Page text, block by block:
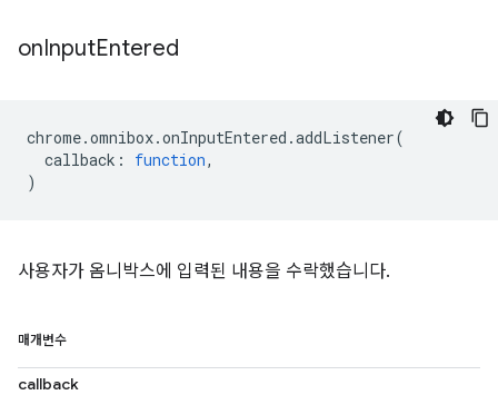
onInputEntered
chrome.omnibox.onInputEntered .addListener(
callback : function,
)
사용자가 옴니박스에 입력된 내용을 수락했습니다.
매개변수
callback